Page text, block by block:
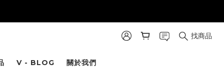
找商品
V - BLOG 關於我們